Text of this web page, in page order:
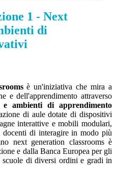
1 - Next
di
è un'iniziativa che mira a
e dell'apprendimento attraverso
e ambienti di apprendimento
di aule dotate di dispositivi
interattive e mobili modulari,
docenti di interagire in modo più
next generation classrooms è
e dalla Banca Europea per gli
di diversi ordini e gradi in